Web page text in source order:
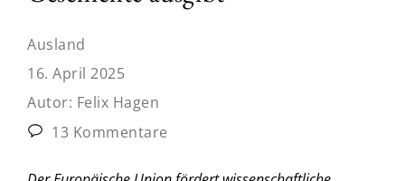
Ausland
16. April 2025
Autor: Felix Hagen
13 Kommentare